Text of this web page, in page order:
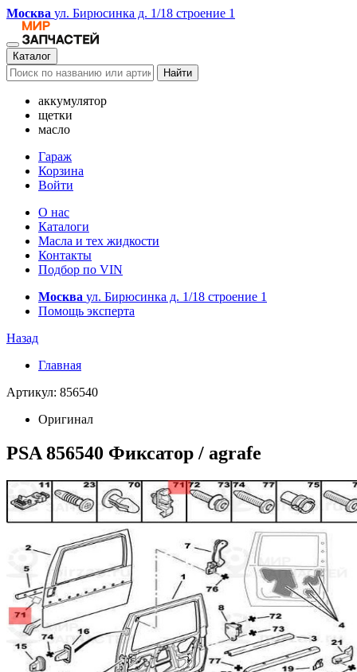
Москва ул. Бирюсинка д. 1/18 строение 1
Каталог
Найти
аккумулятор
щетки
масло
Гараж
Корзина
Войти
О нас
Каталоги
Масла и тех жидкости
Контакты
Подбор по VIN
Москва ул. Бирюсинка д. 1/18 строение 1
Помощь эксперта
Назад
Главная
Артикул: 856540
Оригинал
PSA 856540 Фиксатор / agrafe